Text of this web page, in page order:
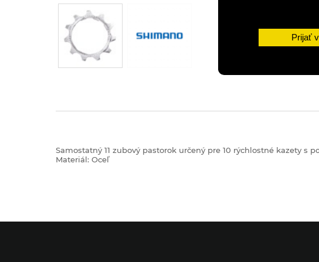
Prijať
Samostatný 11 zubový pastorok určený pre 10 rýchlostné kazety s
Materiál: Oceľ